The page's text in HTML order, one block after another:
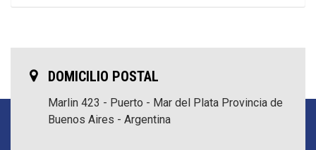
DOMICILIO POSTAL
Marlin 423 - Puerto - Mar del Plata Provincia de
Buenos Aires - Argentina